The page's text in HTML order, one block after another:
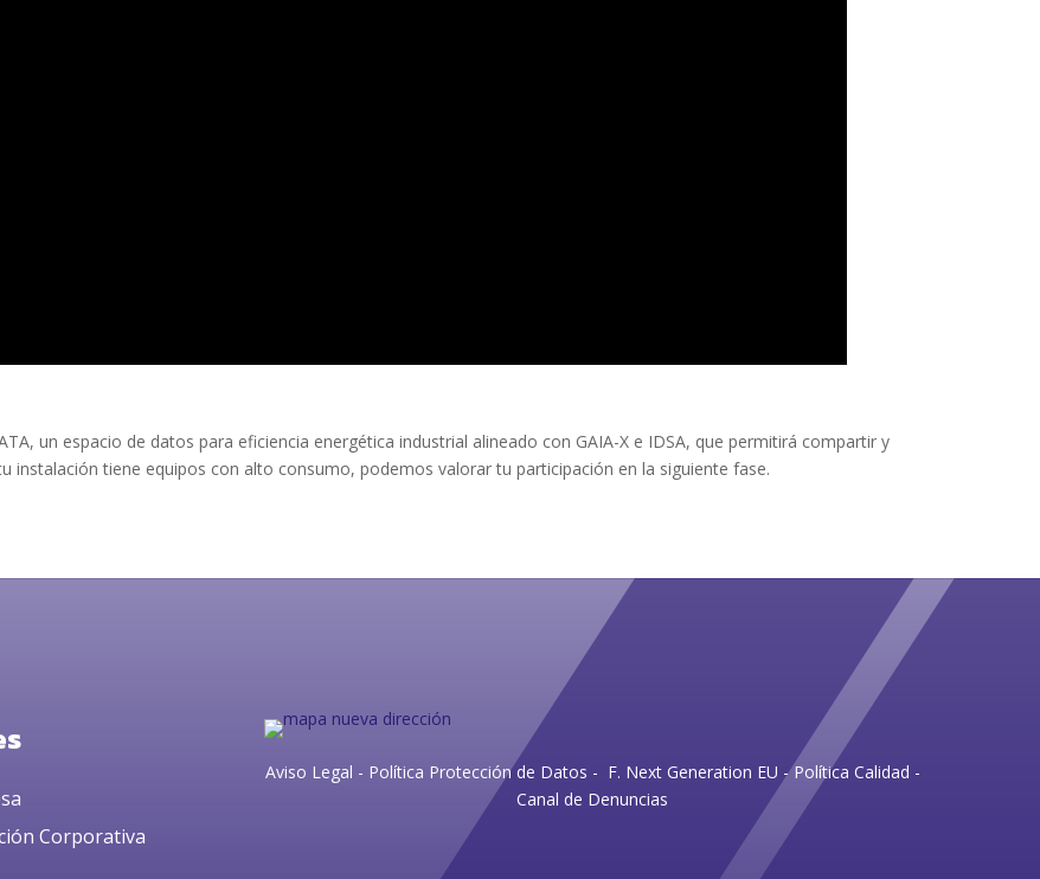
un espacio de datos para eficiencia energética industrial alineado con GAIA-X e IDSA, que permitirá compartir y
instalación tiene equipos con alto consumo, podemos valorar tu participación en la siguiente fase.
Corporativa
Aviso Legal - Política Protección de Datos - F. Next Generation EU -Política Calidad -
Canal de Denuncias